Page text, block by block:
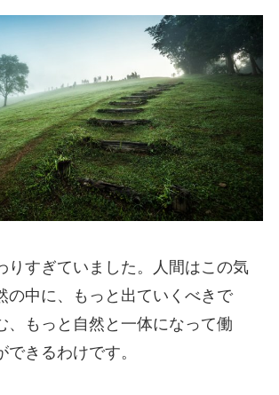
りすぎていました。人間はこの気
の中に、もっと出ていくべきで
、もっと自然と一体になって働
できるわけです。